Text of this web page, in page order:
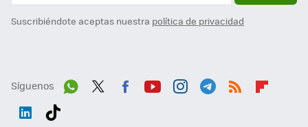
Suscribiéndote aceptas nuestra política de privacidad
Síguenos